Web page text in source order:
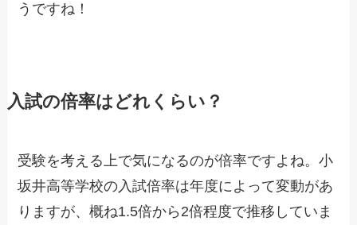
うですね！
入試の倍率はどれくらい？
受験を考える上で気になるのが倍率ですよね。小
坂井高等学校の入試倍率は年度によって変動があ
りますが、概ね1.5倍から2倍程度で推移していま